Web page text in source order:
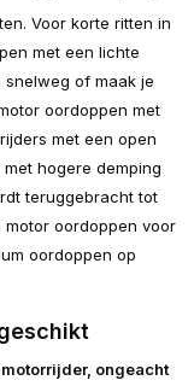
Voor korte ritten in
met een lichte
snelweg of maak je
oordoppen met
met een open
hogere demping
teruggebracht tot
motor oordoppen voor
oordoppen op
ongeacht